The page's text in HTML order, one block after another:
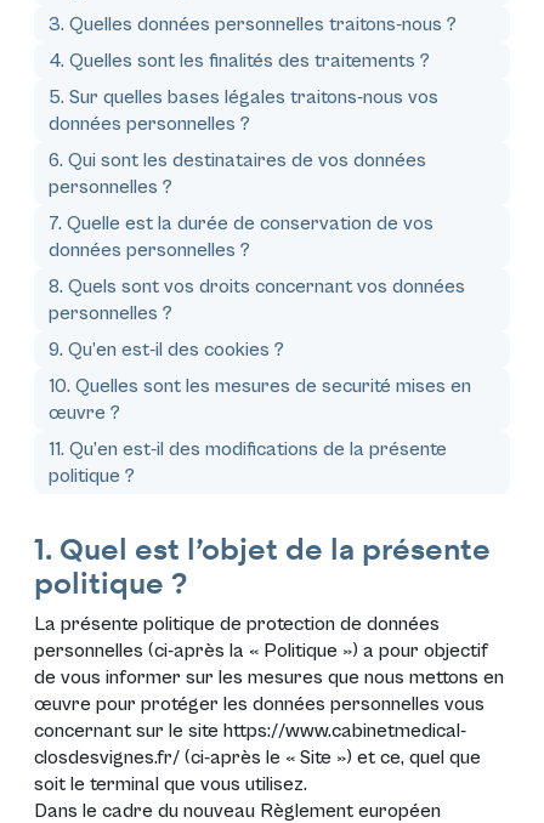
3. Quelles données personnelles traitons-nous ?
4. Quelles sont les finalités des traitements ?
5. Sur quelles bases légales traitons-nous vos
données personnelles ?
6. Qui sont les destinataires de vos données
personnelles ?
7. Quelle est la durée de conservation de vos
données personnelles ?
8. Quels sont vos droits concernant vos données
personnelles ?
9. Qu’en est-il des cookies ?
10. Quelles sont les mesures de securité mises en
œuvre ?
11. Qu’en est-il des modifications de la présente
politique ?
1. Quel est l’objet de la présente
politique ?
La présente politique de protection de données
personnelles (ci-après la « Politique ») a pour objectif
de vous informer sur les mesures que nous mettons en
œuvre pour protéger les données personnelles vous
concernant sur le site https://www.cabinetmedical-
closdesvignes.fr/ (ci-après le « Site ») et ce, quel que
soit le terminal que vous utilisez.
Dans le cadre du nouveau Règlement européen